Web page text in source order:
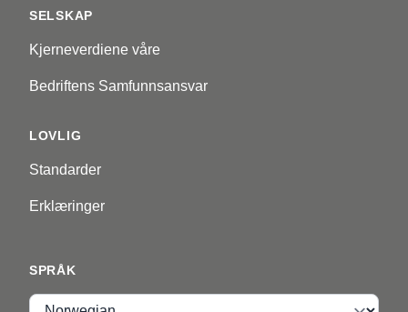
SELSKAP
Kjerneverdiene våre
Bedriftens Samfunnsansvar
LOVLIG
Standarder
Erklæringer
SPRÅK
Språk